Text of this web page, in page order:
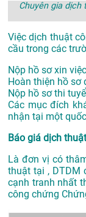
Chuyên gia
Việc dịch thuật
cầu trong các
Nộp hồ sơ xin
Hoàn thiện hồ sơ
Nộp hồ sơ thi
Các mục đích
nhận tại một
Báo giá dịch
Là đơn vị có
thuật tại , DTDM
cạnh tranh nhất
công chứng